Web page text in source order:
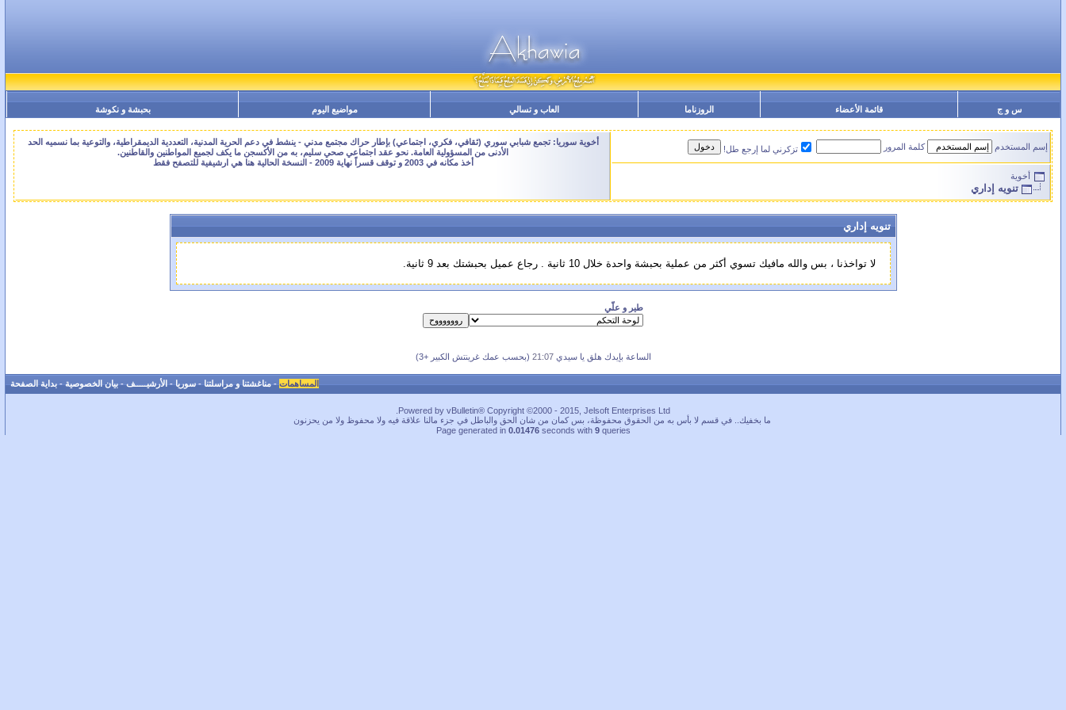
س و ج قائمة الأعضاء الروزناما العاب و تسالي مواضيع اليوم بحبشة و نكوشة
إسم المستخدم كلمة المرور تزكرني لما إرجع طل!
أخوية سوريا: تجمع شبابي سوري (ثقافي، فكري، اجتماعي) بإطار حراك مجتمع مدني - ينشط في دعم الحرية المدنية، التعددية الديمقراطية، والتوعية بما نسميه الحد
الأدنى من المسؤولية العامة. نحو عقد اجتماعي صحي سليم، به من الأكسجن ما يكف لجميع المواطنين والقاطنين.
أخذ مكانه في 2003 و توقف قسراً نهاية 2009 - النسخة الحالية هنا هي ارشيفية للتصفح فقط
أخوية
تنويه إداري
تنويه إداري
لا تواخذنا ، بس والله مافيك تسوي أكثر من عملية بحبشة واحدة خلال 10 ثانية . رجاع عميل بحبشتك بعد 9 ثانية.
طير و علّي
الساعة بإيدك هلق يا سيدي21:07 (بحسب عمك غرينتش الكبير +3)
المساهمات-مناغشتنا و مراسلتنا-سوريا-الأرشيـــــف-بيان الخصوصية-بداية الصفحة
Powered by vBulletin® Copyright ©2000 - 2015, Jelsoft Enterprises Ltd.
ما بخفيك.. في قسم لا بأس به من الحقوق محفوظة، بس كمان من شان الحق والباطل في جزء مالنا علاقة فيه ولا محفوظ ولا من يحزنون
Page generated in 0.01476seconds with 9queries